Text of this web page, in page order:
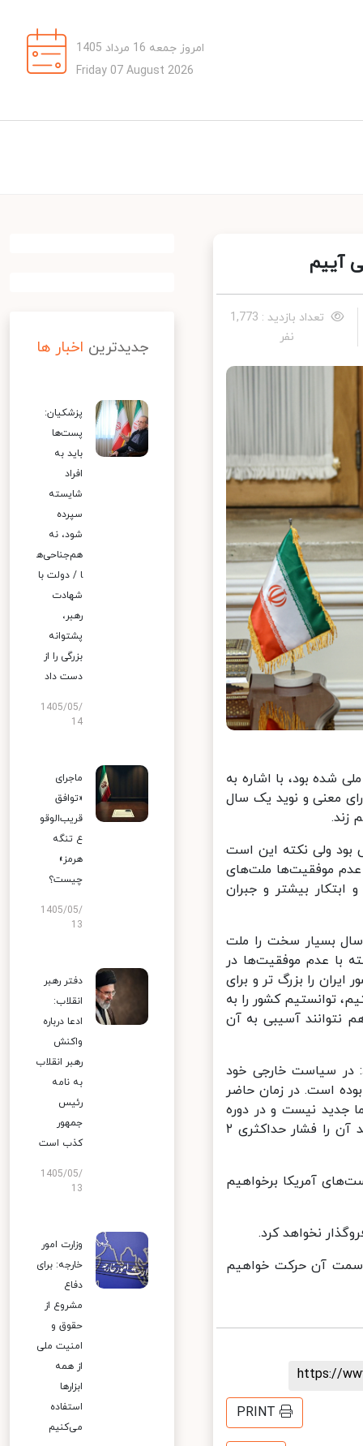
امروز جمعه 16 مرداد 1405
Friday 07 August 2026
تعداد بازدید : 1,773
نفر
شده بود، با اشاره به
معنی و نوید یک سال
ولی نکته این است
موفقیت‌ها ملت‌های
بیشتر و جبران
ما از دوران هشت سال جنگ دورانی سخت‌تر نداشتیم و ۸ سال بسیار سخت را ملت
با عدم موفقیت‌ها در
را بزرگ تر و برای
توانستیم کشور را به
آسیبی به آن
در سیاست خارجی خود
است. در زمان حاضر
نیست و در دوره
قبل این فشار حداکثری را تجربه کردیم. سیاستی که برخی به طنز یا به جد آن را فشار حداکثری ۲
آمریکا برخواهیم
نخواهد کرد.
سمت آن‌ حرکت خواهیم
https://
PRINT
جدیدترین اخبار ها
پزشکیان:
پست‌ها
باید به
افراد
شایسته
سپرده
شود، نه
هم‌جناحی‌ه
ا / دولت با
شهادت
رهبر،
پشتوانه
بزرگی را از
دست داد
1405/05/
14
ماجرای
«توافق
قریب‌الوقو
ع تنگه
هرمز»
چیست؟
1405/05/
13
دفتر رهبر
انقلاب:
ادعا درباره
واکنش
رهبر انقلاب
به نامه
رئیس
جمهور
کذب است
1405/05/
13
وزارت امور
خارجه: برای
دفاع
مشروع از
حقوق و
امنیت ملی
از همه
ابزارها
استفاده
می‌کنیم